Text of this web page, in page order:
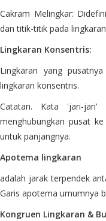
Cakram Melingkar:
dan titik-titik pada
Lingkaran Konsentris:
Lingkaran yang
lingkaran konsentris.
Catatan. Kata 'jari-jari'
menghubungkan pusat
untuk panjangnya.
Apotema lingkaran
adalah jarak terpendek
Garis apotema umumnya
Kongruen Lingkaran &